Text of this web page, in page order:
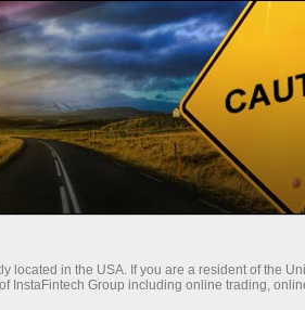
ви отримуєте доступ
- максимум
кожен депозит
located in the USA. If you are a resident of the
InstaFintech Group including online trading,